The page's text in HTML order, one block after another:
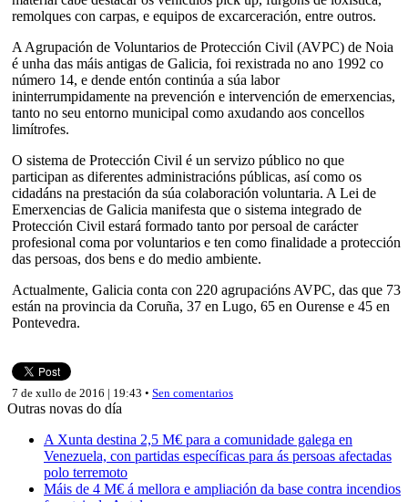
remolques con carpas, e equipos de excarceración, entre outros.
A Agrupación de Voluntarios de Protección Civil (AVPC) de Noia
é unha das máis antigas de Galicia, foi rexistrada no ano 1992 co
número 14, e dende entón continúa a súa labor
ininterrumpidamente na prevención e intervención de emerxencias,
tanto no seu entorno municipal como axudando aos concellos
limítrofes.
O sistema de Protección Civil é un servizo público no que
participan as diferentes administracións públicas, así como os
cidadáns na prestación da súa colaboración voluntaria. A Lei de
Emerxencias de Galicia manifesta que o sistema integrado de
Protección Civil estará formado tanto por persoal de carácter
profesional coma por voluntarios e ten como finalidade a protección
das persoas, dos bens e do medio ambiente.
Actualmente, Galicia conta con 220 agrupacións AVPC, das que 73
están na provincia da Coruña, 37 en Lugo, 65 en Ourense e 45 en
Pontevedra.
7 de xullo de 2016 | 19:43 • Sen comentarios
Outras novas do día
A Xunta destina 2,5 M€ para a comunidade galega en
Venezuela, con partidas específicas para ás persoas afectadas
polo terremoto
Máis de 4 M€ á mellora e ampliación da base contra incendios